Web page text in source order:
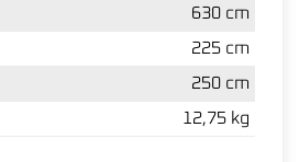
630 cm
225 cm
250 cm
12,75 kg